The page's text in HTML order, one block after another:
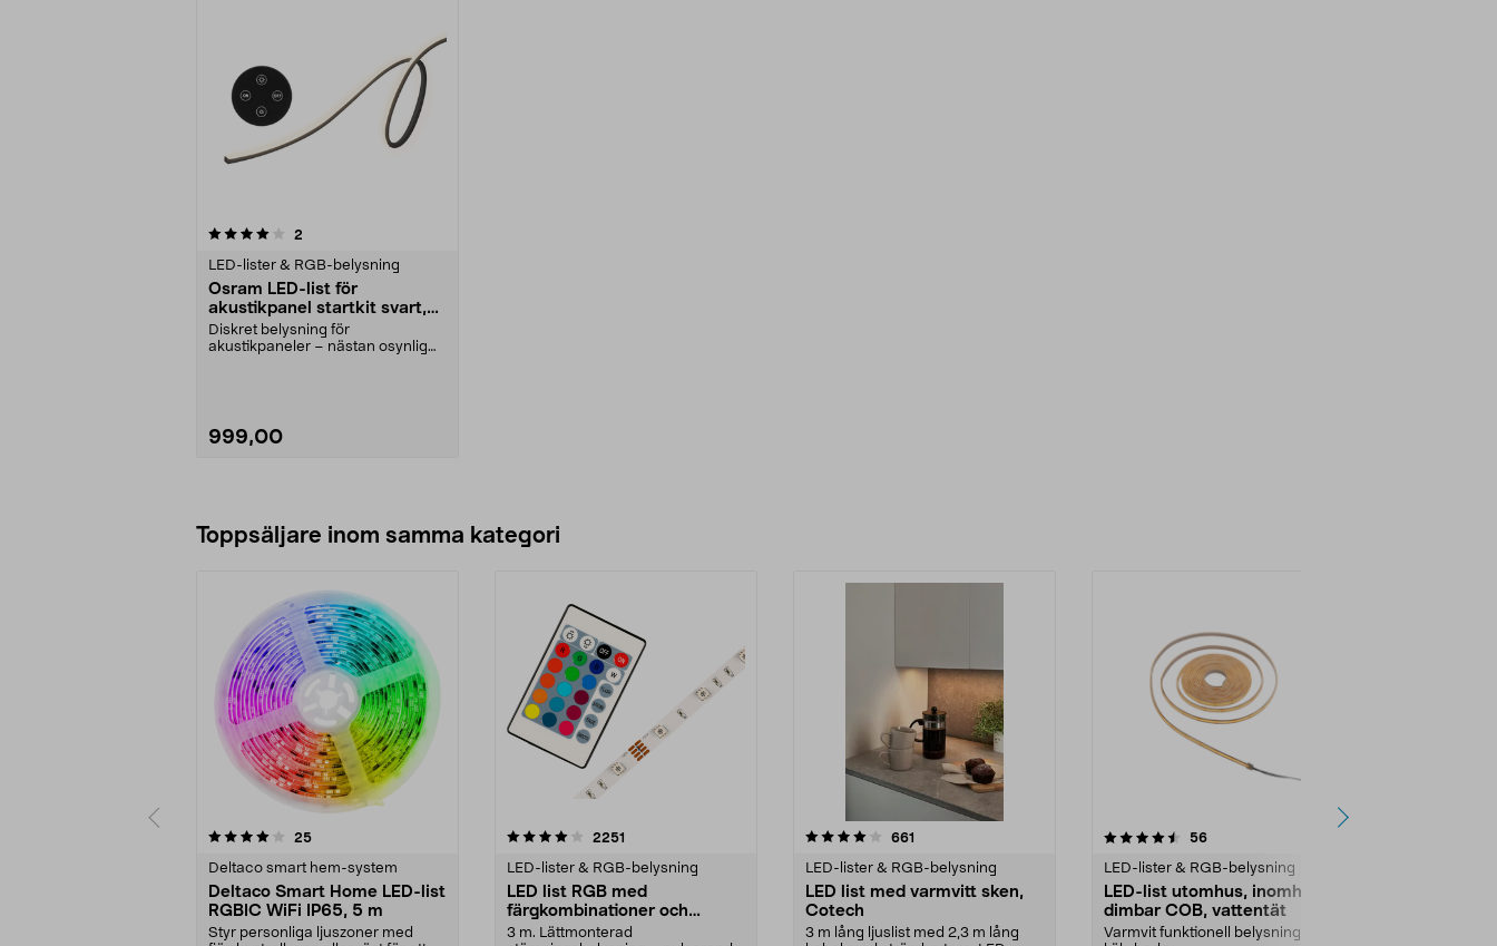
2
LED-lister & RGB-belysning
Osram LED-list för
akustikpanel startkit svart,
2,6 m
Diskret belysning för
akustikpaneler – nästan osynlig
999,00
Toppsäljare inom samma kategori
25recensioner
Deltaco smart hem-system
Deltaco Smart Home LED-list
RGBIC WiFi IP65, 5 m
Styr personliga ljuszoner med
4.0 av 5 stjärnor 2251
LED-lister & RGB-belysning
LED list RGB med
färgkombinationer och
fjärrkontroll, Cotech
3 m. Lättmonterad
4.0 av 5 stjärnor 661
LED-lister & RGB-belysning
LED list med varmvitt sken,
Cotech
3 m lång ljuslist med 2,3 m lång
4.5 av 5 stjärnor 56recensioner
LED-lister & RGB-belysning
LED-list utomhus, inomhus,
dimbar COB, vattentät
Varmvit funktionell belysning till
4.5 av 5 stjärnor